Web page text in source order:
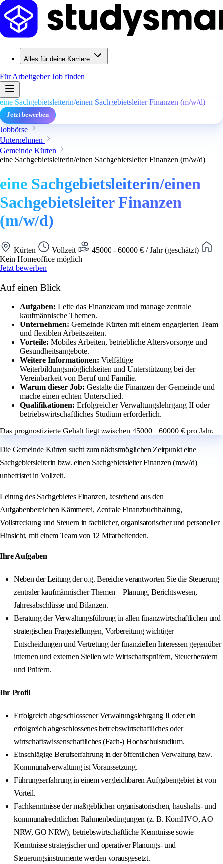
Alles für deine Karriere
Für ArbeitgeberJob finden
eine Sachgebietsleiterin/einen Sachgebietsleiter Finanzen (m/w/d)
Jetzt bewerben
Jobbörse
Unternehmen
Gemeinde Kürten
eine Sachgebietsleiterin/einen Sachgebietsleiter Finanzen (m/w/d)
eine Sachgebietsleiterin/einen
Sachgebietsleiter Finanzen
(m/w/d)
Kürten Vollzeit
45000 - 60000 € / Jahr (geschätzt)
Kein Homeoffice möglich
Jetzt bewerben
Auf einen Blick
Aufgaben: Leite das Finanzteam und manage zentrale
kaufmännische Themen.
Unternehmen: Gemeinde Kürten mit einem engagierten Team
und flexiblen Arbeitszeiten.
Vorteile: Mobiles Arbeiten, betriebliche Altersvorsorge und
Gesundheitsangebote.
Weitere Informationen: Vielfältige
Weiterbildungsmöglichkeiten und Unterstützung bei der
Vereinbarkeit von Beruf und Familie.
Warum dieser Job: Gestalte die Finanzen der Gemeinde und
mache einen echten Unterschied.
Qualifikationen: Erfolgreicher Verwaltungslehrgang II oder
betriebswirtschaftliches Studium erforderlich.
Das prognostizierte Gehalt liegt zwischen 45000 - 60000 € pro Jahr.
Die Gemeinde Kürten sucht zum nächstmöglichen Zeitpunkt eine
Sachgebietsleiterin bzw. einen Sachgebietsleiter Finanzen (m/w/d)
unbefristet in Vollzeit.
Leitung des Sachgebietes Finanzen, bestehend aus den
Aufgabenbereichen Kämmerei, Zentrale Finanzbuchhaltung,
Vollstreckung und Steuern in fachlicher, organisatorischer und personeller
Hinsicht, mit einem Team von 12 Mitarbeitenden.
Ihre Aufgaben
Neben der Leitung der o.g. Bereiche verantworten Sie die Steuerung
zentraler kaufmännischer Themen – Planung, Berichtswesen,
Jahresabschlüsse und Bilanzen.
Beratung der Verwaltungsführung in allen finanzwirtschaftlichen und
strategischen Fragestellungen, Vorbereitung wichtiger
Entscheidungen und Vertretung der finanziellen Interessen gegenüber
internen und externen Stellen wie Wirtschaftsprüfern, Steuerberatern
und Prüfern.
Ihr Profil
Erfolgreich abgeschlossener Verwaltungslehrgang II oder ein
erfolgreich abgeschlossenes betriebswirtschaftliches oder
wirtschaftswissenschaftliches (Fach-) Hochschulstudium.
Einschlägige Berufserfahrung in der öffentlichen Verwaltung bzw.
Kommunalverwaltung ist Voraussetzung.
Führungserfahrung in einem vergleichbaren Aufgabengebiet ist von
Vorteil.
Fachkenntnisse der maßgeblichen organisatorischen, haushalts- und
kommunalrechtlichen Rahmenbedingungen (z. B. KomHVO, AO
NRW, GO NRW), betriebswirtschaftliche Kenntnisse sowie
Kenntnisse strategischer und operativer Planungs- und
Steuerungsinstrumente werden vorausgesetzt.